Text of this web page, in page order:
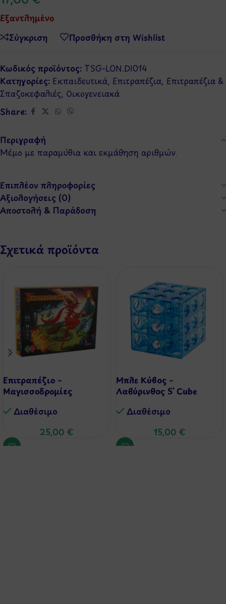
Εξαντλημένο
Σύγκριση
Προσθήκη στη Wishlist
Κωδικός προϊόντος: TSG-LON.DI014
Κατηγορίες: Εκπαιδευτικά, Επιτραπέζια, Επιτραπέζια &
Σπαζοκεφαλιές, Οικογενειακά
Share:
Περιγραφή
Μέμο με παραμύθια και εκμάθηση αριθμών.
Επιπλέον πληροφορίες
Αξιολογήσεις (0)
Αποστολή & Παράδοση
Σχετικά προϊόντα
Επιτραπέζιο –
Μαγισσοδρομίες
Διαθέσιμo
25,00 €
Μπλε Κύβος –
Λαβύρινθος S’ Cube
Διαθέσιμo
15,00 €